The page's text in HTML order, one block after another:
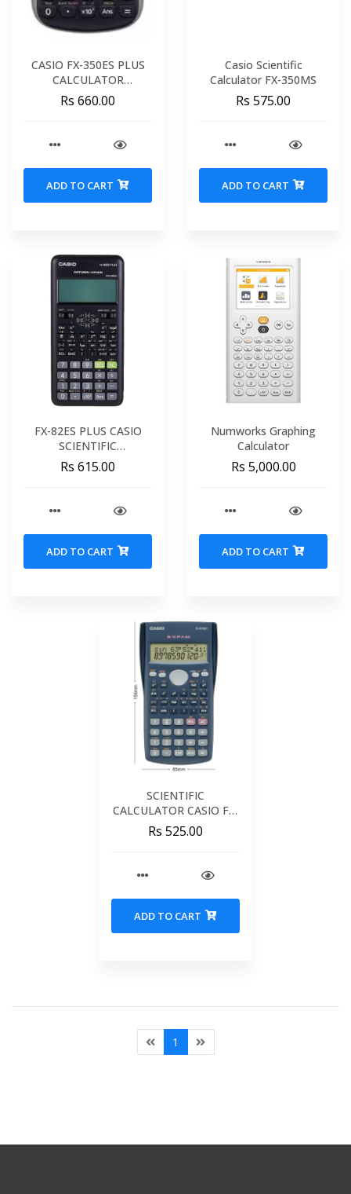
CASIO FX-350ES PLUS
CALCULATOR
SCIENTIFIC-252
FUNCTIONS
Rs 660.00
ADD TO CART
Casio Scientific
Calculator FX-350MS
Rs 575.00
ADD TO CART
FX-82ES PLUS CASIO
SCIENTIFIC
CALCULATOR
Rs 615.00
ADD TO CART
Numworks Graphing
Calculator
Rs 5,000.00
ADD TO CART
SCIENTIFIC
CALCULATOR CASIO FX-
82MS
Rs 525.00
ADD TO CART
1